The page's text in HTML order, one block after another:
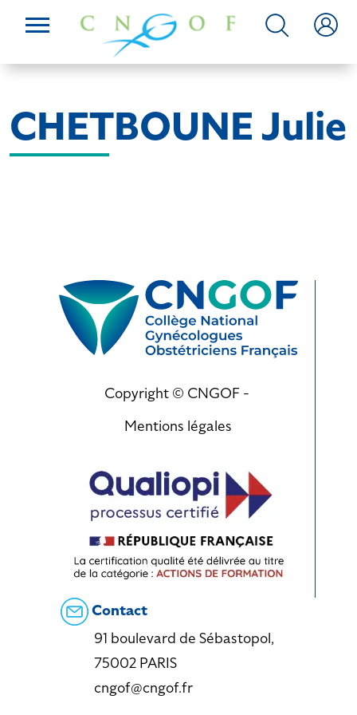
CHETBOUNE Julie
Copyright © CNGOF -
Mentions légales
Contact
91 boulevard de Sébastopol,
75002 PARIS
cngof@cngof.fr